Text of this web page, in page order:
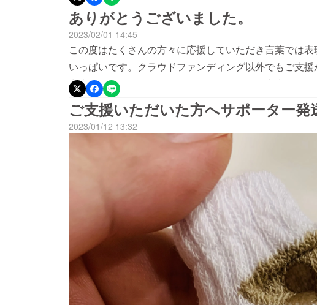
了！！！明日発送しますのでよろしくお願いいたします
ありがとうございました。
2023/02/01 14:45
この度はたくさんの方々に応援していただき言葉では
いっぱいです。クラウドファンディング以外でもご支
出来ました。ありがとうございます。これは本当に一
一人一人のかたのメッセージ全て拝見していく中でこん
を実感し、サポーターの必要性も再認識できました。自
ぎさんも困っているし、みなさんそれぞれが自分のこ
があれば解決してあげたい。動物を飼うということは
です。本来人間のおうちの中にいるべきではない生き
うさぎさん側も過ごしにくいこともあると思います。
です。サポーターについては本日全員分発送完了いた
次発送いたしますので宜しくお願いいたします。
ご支援いただいた方へサポーター発
2023/01/12 13:32